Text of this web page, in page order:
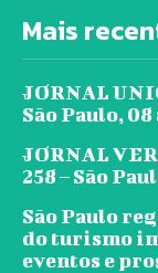
Mais
JORNAL
São Paulo, 08
JORNAL
258 – São
São Paulo
do turismo
eventos e